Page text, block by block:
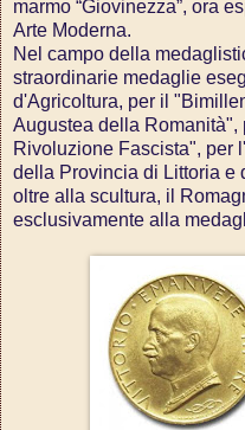
marmo “Giovinezza”, ora
Arte Moderna.
Nel campo della
straordinarie medaglie
d'Agricoltura, per il
Augustea della Romanità",
Rivoluzione Fascista", per
della Provincia di Littoria e
oltre alla scultura, il
esclusivamente alla